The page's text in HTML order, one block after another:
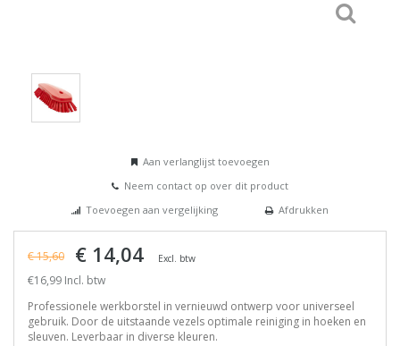
Aan verlanglijst toevoegen
Neem contact op over dit product
Toevoegen aan vergelijking
Afdrukken
€ 15,60 € 14,04 Excl. btw
€16,99 Incl. btw
Professionele werkborstel in vernieuwd ontwerp voor universeel
gebruik. Door de uitstaande vezels optimale reiniging in hoeken en
sleuven. Leverbaar in diverse kleuren.